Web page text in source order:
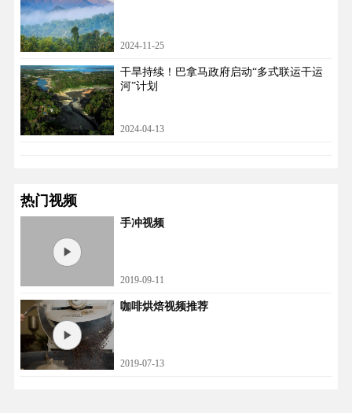
2024-11-25
干旱持续！巴拿马政府启动“多式联运干运
河”计划
2024-04-13
热门视频
手冲视频
2019-09-11
咖啡烘焙视频推荐
2019-07-13